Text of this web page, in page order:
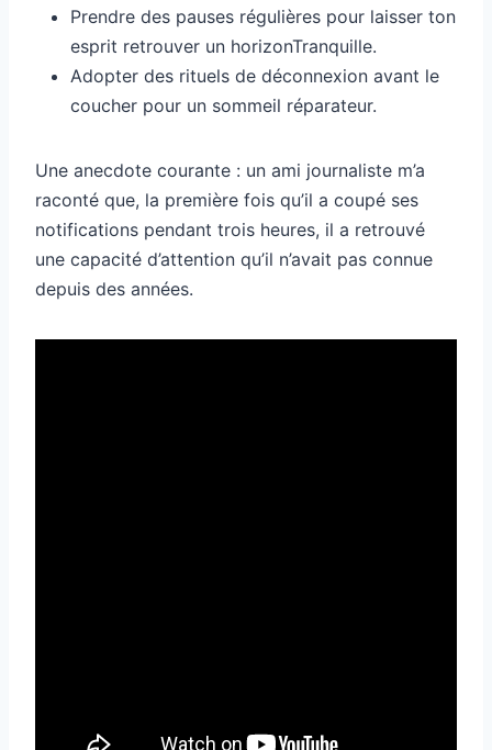
Prendre des pauses régulières pour laisser ton
esprit retrouver un horizonTranquille.
Adopter des rituels de déconnexion avant le
coucher pour un sommeil réparateur.
Une anecdote courante : un ami journaliste m’a
raconté que, la première fois qu’il a coupé ses
notifications pendant trois heures, il a retrouvé
une capacité d’attention qu’il n’avait pas connue
depuis des années.